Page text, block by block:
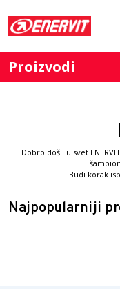
Proizvodi
Dobro došli u svet
Budi korak
Najpopularniji